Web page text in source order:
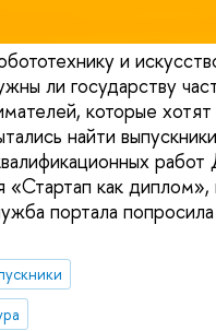
и
ли государству
которые
найти
работ
«Стартап как
портала